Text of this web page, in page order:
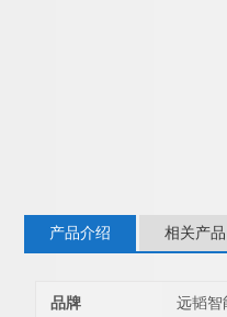
产品介绍 相关产品
品牌 远韬智